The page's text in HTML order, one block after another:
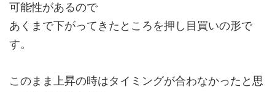
可能性があるので
あくまで下がってきたところを押し目買いの形で
す。
このまま上昇の時はタイミングが合わなかったと思